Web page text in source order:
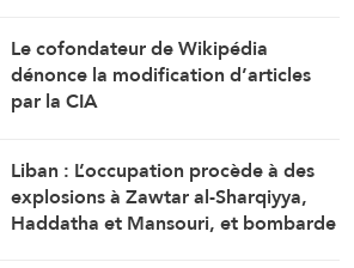
Washington
Le cofondateur de Wikipédia
dénonce la modification d’articles
par la CIA
Liban : L’occupation procède à des
explosions à Zawtar al-Sharqiyya,
Haddatha et Mansouri, et bombarde